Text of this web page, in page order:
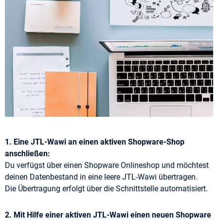
1. Eine JTL-Wawi an einen aktiven Shopware-Shop
anschließen:
Du verfügst über einen Shopware Onlineshop und möchtest
deinen Datenbestand in eine leere JTL-Wawi übertragen.
Die Übertragung erfolgt über die Schnittstelle automatisiert.
2. Mit Hilfe einer aktiven JTL-Wawi einen neuen Shopware